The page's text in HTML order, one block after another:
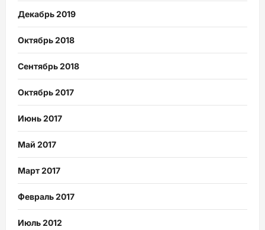
Декабрь 2019
Октябрь 2018
Сентябрь 2018
Октябрь 2017
Июнь 2017
Май 2017
Март 2017
Февраль 2017
Июль 2012